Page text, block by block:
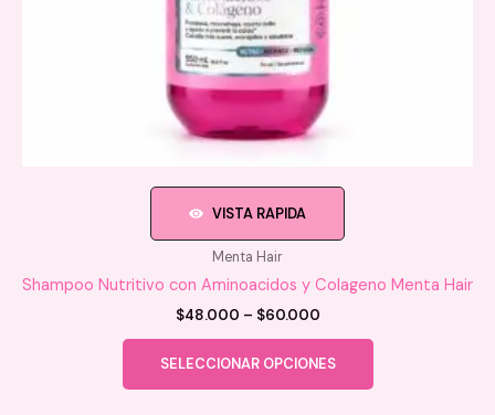
VISTA RAPIDA
Menta Hair
Shampoo Nutritivo con Aminoacidos y Colageno Menta Hair
$48.000 – $60.000Price
through
$60.000
SELECCIONAR OPCIONES
Este
tiene